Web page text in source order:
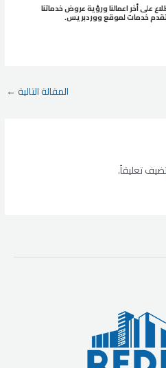
على أخر اعمالنا ورؤية عروض خدماتنا
خدمات لموقع ووردبريس.
المقالة التالية←
تعليقاً.